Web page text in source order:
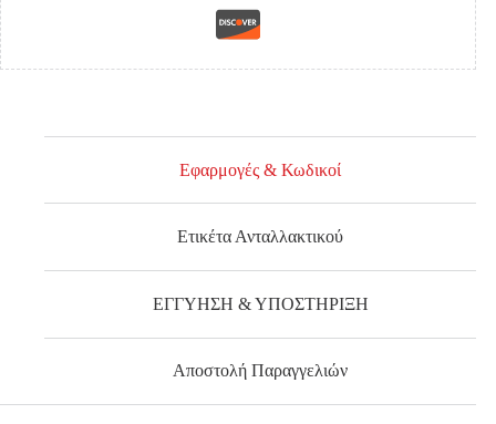
Εφαρμογές & Κωδικοί
Ετικέτα Ανταλλακτικού
ΕΓΓΥΗΣΗ & ΥΠΟΣΤΗΡΙΞΗ
Αποστολή Παραγγελιών